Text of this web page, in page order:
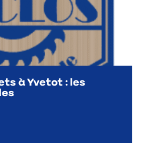
à Yvetot : les